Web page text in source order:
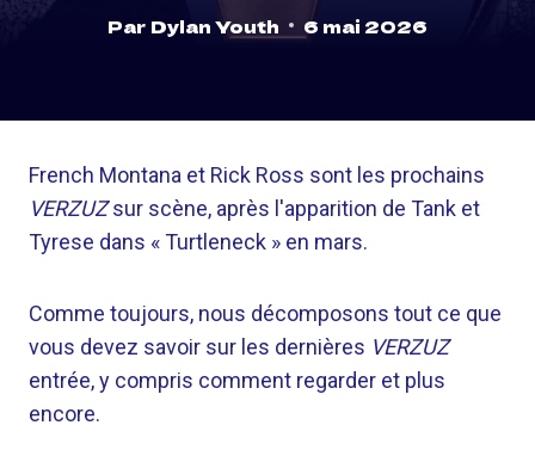
Par Dylan Youth 6 mai 2026
French Montana et Rick Ross sont les prochains
VERZUZsur scène, après l'apparition de Tank et
Tyrese dans « Turtleneck » en mars.
Comme toujours, nous décomposons tout ce que
vous devez savoir sur les dernières VERZUZ
entrée, y compris comment regarder et plus
encore.